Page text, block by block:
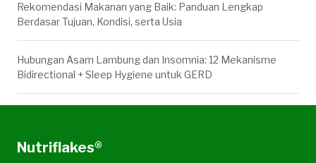
Rekomendasi Makanan yang Baik: Panduan Lengkap
Berdasar Tujuan, Kondisi, serta Usia
Hubungan Asam Lambung dan Insomnia: 12 Mekanisme
Bidirectional + Sleep Hygiene untuk GERD
Nutriflakes®